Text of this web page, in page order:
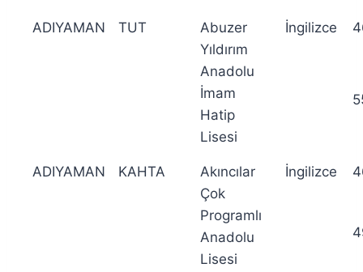
ADIYAMAN TUT
Abuzer
Yıldırım
Anadolu
İmam
Hatip
Lisesi
İngilizce
ADIYAMAN KAHTA
Akıncılar
Çok
Programlı
Anadolu
Lisesi
İngilizce